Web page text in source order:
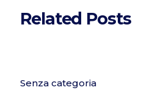
Related Posts
Senza categoria